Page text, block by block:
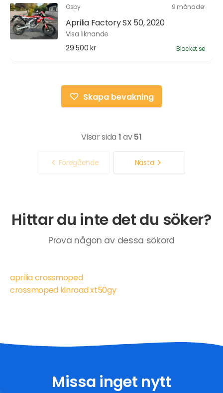
Osby 9 månader
Aprilia Factory SX 50, 2020
Visa liknande
29 500 kr
Blocket.se
Skapa bevakning
Visar sida 1av51
Föregående Nästa
Hittar du inte det du söker?
Prova någon av dessa sökord
aprilia crossmoped
crossmoped kinroad xt50gy
Missa inget nytt